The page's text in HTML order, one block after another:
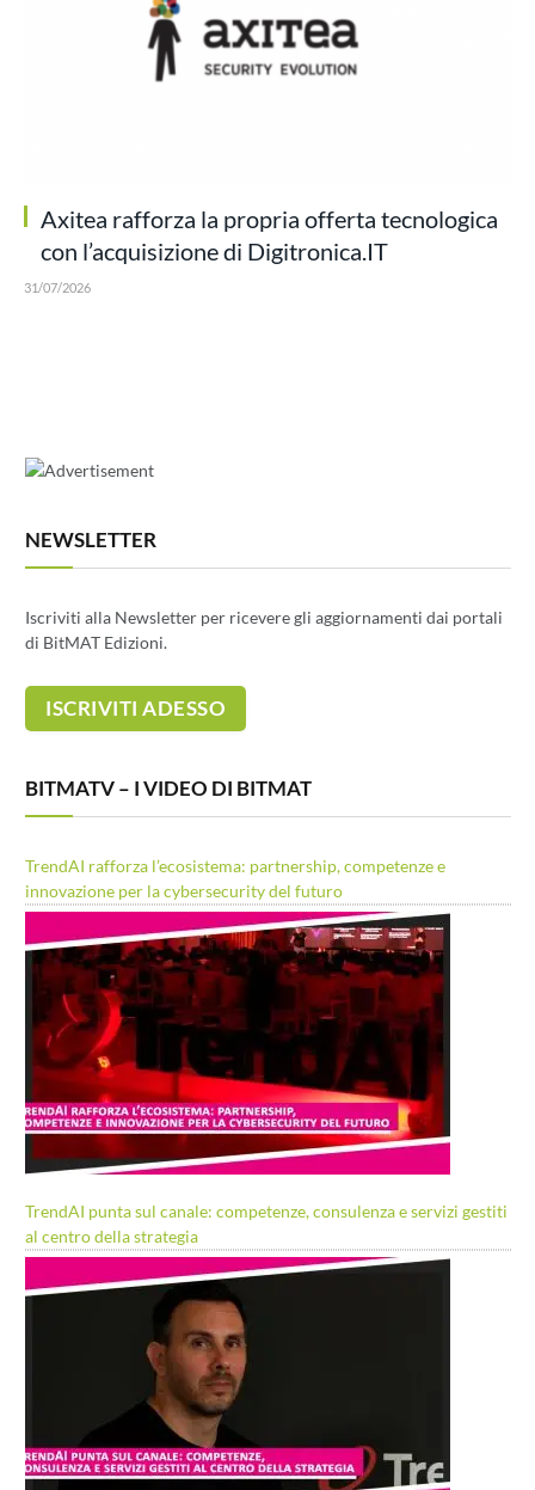
Axitea rafforza la propria offerta tecnologica
con l’acquisizione di Digitronica.IT
31/07/2026
NEWSLETTER
Iscriviti alla Newsletter per ricevere gli aggiornamenti dai portali
di BitMAT Edizioni.
BITMATV – I VIDEO DI BITMAT
TrendAI rafforza l’ecosistema: partnership, competenze e
innovazione per la cybersecurity del futuro
TrendAI punta sul canale: competenze, consulenza e servizi gestiti
al centro della strategia